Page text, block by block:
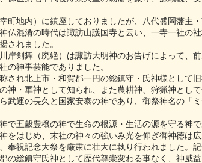
地内）に鎮座しておりましたが、八代盛岡藩主
仏混淆の時代は諏訪山護国寺と云い、一寺一社の
されました。
剣舞（廃絶）は諏訪大明神のお告げによって、
の神事芸能でありました。
れ北上市・和賀郡一円の総鎮守・氏神様として旧
・軍神として知られ、また農耕神、狩猟神とし
武運の長久と国家安泰の神であり、御祭神名の「
五穀豊穣の神で生命の根源・生活の源を守る神
をはじめ、末社の神々の強いみ光を仰ぎ御神徳は広
祝記念大祭を厳粛に壮大に執り行われました。
の総鎮守氏神として歴代尊崇変わる事なく、神威